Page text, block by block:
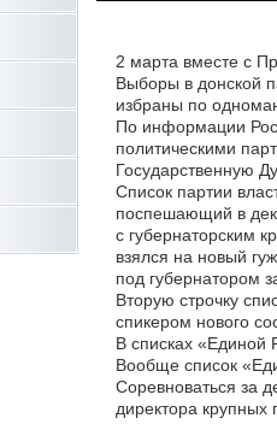
2 марта вместе с
Выборы в донской
избраны по
По информации
политическими
Государственную
Список партии
поспешающий в
с губернаторским
взялся на новый
под губернатором
Вторую строчку
спикером нового
В списках «Единой
Вообще список
Соревноваться за
директора крупных